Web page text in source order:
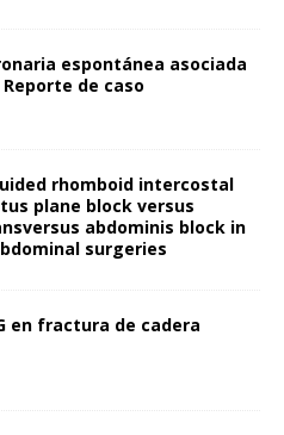
espontánea asociada
de caso
rhomboid intercostal
plane block versus
abdominis block in
surgeries
en fractura de cadera